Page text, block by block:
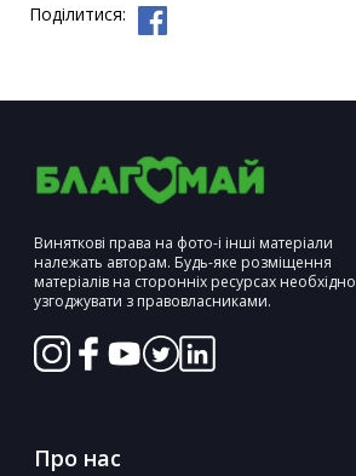
Поділитися:
Виняткові права на фото-і інші матеріали
належать авторам. Будь-яке розміщення
матеріалів на сторонніх ресурсах необхідно
узгоджувати з правовласниками.
Про нас